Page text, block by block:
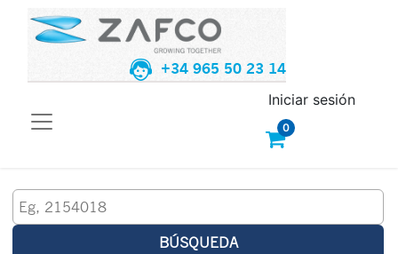
+34 965 50 23 14
0
Iniciar sesión
BÚSQUEDA